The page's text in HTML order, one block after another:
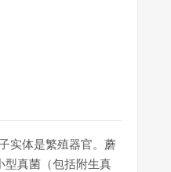
实体是繁殖器官。蘑
型真菌（包括附生真